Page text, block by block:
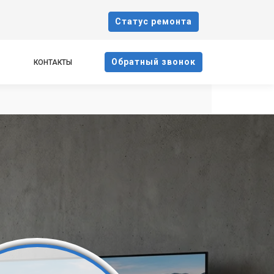
Cтатус ремонта
КОНТАКТЫ Oбратный звонок